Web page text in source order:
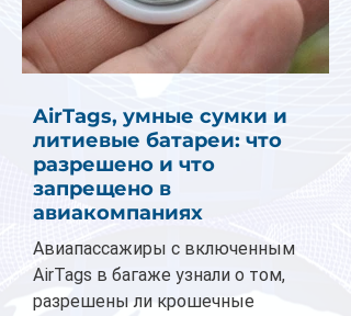
AirTags, умные сумки и
литиевые батареи: что
разрешено и что
запрещено в
авиакомпаниях
Авиапассажиры с включенным
AirTags в багаже узнали о том,
разрешены ли крошечные